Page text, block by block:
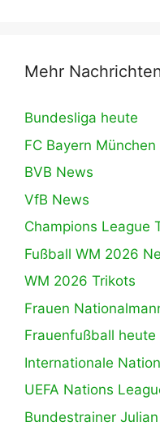
Mehr
Bundesliga heute
FC Bayern
BVB News
VfB News
Champions League
Fußball WM 2026
WM 2026 Trikots
Frauen
Frauenfußball heute
Internationale
UEFA Nations
Bundestrainer